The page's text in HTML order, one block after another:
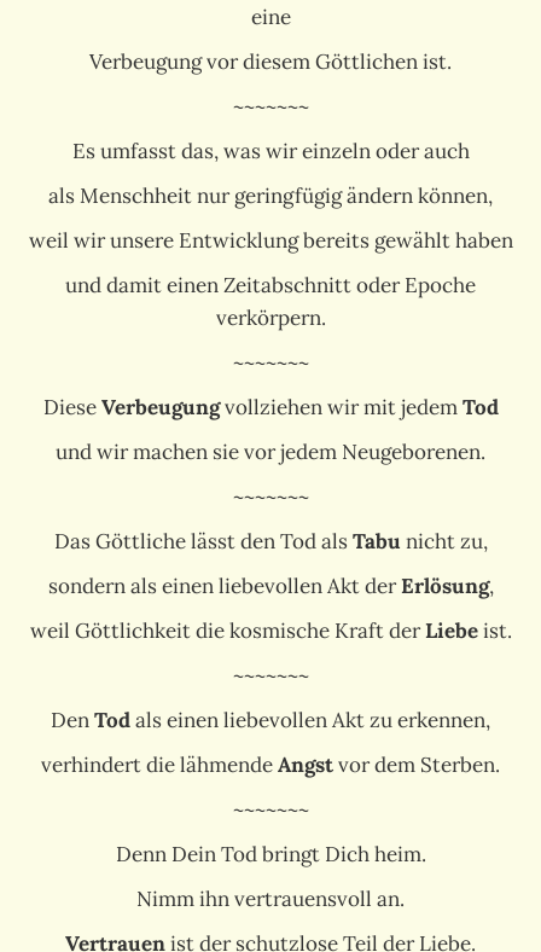
eine
Verbeugung vor diesem Göttlichen ist.
~~~~~~~
Es umfasst das, was wir einzeln oder auch
als Menschheit nur geringfügig ändern können,
weil wir unsere Entwicklung bereits gewählt haben
und damit einen Zeitabschnitt oder Epoche
verkörpern.
~~~~~~~
DieseVerbeugungvollziehen wir mit jedemTod
und wir machen sie vor jedem Neugeborenen.
~~~~~~~
Das Göttliche lässt den Tod alsTabu nicht zu,
sondern als einen liebevollen Akt derErlösung,
weil Göttlichkeit die kosmische Kraft derLiebeist.
~~~~~~~
DenTodals einen liebevollen Akt zu erkennen,
verhindert die lähmendeAngstvor dem Sterben.
~~~~~~~
Denn Dein Tod bringt Dich heim.
Nimm ihn vertrauensvoll an.
Vertrauenist der schutzlose Teil der Liebe.